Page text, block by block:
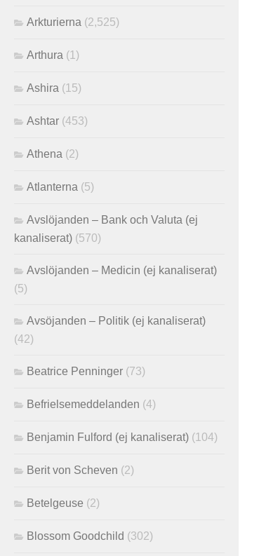
Arkturierna (2,525)
Arthura (1)
Ashira (15)
Ashtar (453)
Athena (2)
Atlanterna (5)
Avslöjanden – Bank och Valuta (ej
kanaliserat) (570)
Avslöjanden – Medicin (ej kanaliserat)
(5)
Avsöjanden – Politik (ej kanaliserat)
(42)
Beatrice Penninger (73)
Befrielsemeddelanden (4)
Benjamin Fulford (ej kanaliserat) (104)
Berit von Scheven (2)
Betelgeuse (2)
Blossom Goodchild (302)